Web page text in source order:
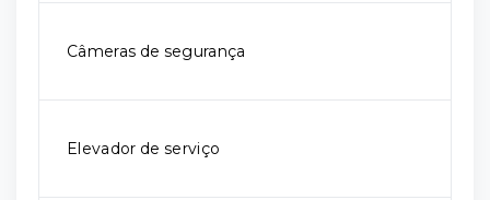
Câmeras de segurança
Elevador de serviço